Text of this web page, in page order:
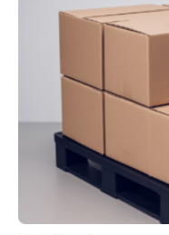
anderen Maschinen
umzurüsten ist ein
Maschine faltet in
Landkarten und
Exemplare pro
Auftrag kann das